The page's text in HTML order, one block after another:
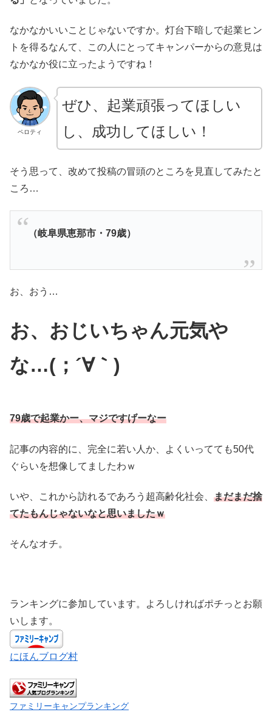
なかなかいいことじゃないですか。灯台下暗しで起業ヒン
トを得るなんて、この人にとってキャンパーからの意見は
なかなか役に立ったようですね！
ペロティ
ぜひ、起業頑張ってほしい
し、成功してほしい！
そう思って、改めて投稿の冒頭のところを見直してみたと
ころ…
（岐阜県恵那市・79歳）
お、おう…
お、おじいちゃん元気や
な…(；´∀｀)
79歳で起業かー、マジですげーなー
記事の内容的に、完全に若い人か、よくいってても50代
ぐらいを想像してましたわｗ
いや、これから訪れるであろう超高齢化社会、 まだまだ捨
てたもんじゃないなと思いましたｗ
そんなオチ。
ランキングに参加しています。よろしければポチっとお願
いします。
にほんブログ村
ファミリーキャンプランキング